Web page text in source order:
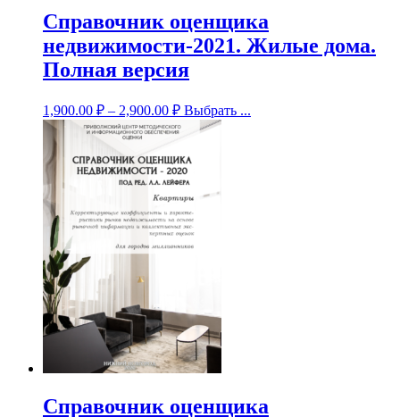
Справочник оценщика
недвижимости-2021. Жилые дома.
Полная версия
1,900.00 ₽ – 2,900.00 ₽ Выбрать ...
Справочник оценщика